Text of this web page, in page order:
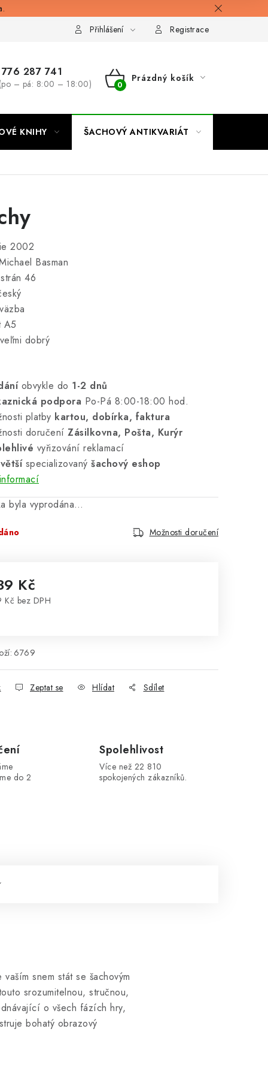
Přihlášení Registrace
776 287 741
(po – pá: 8:00 – 18:00)
NÁKUPNÍ
Prázdný košík
KNIHY ŠACHOVÝ ANTIKVARIÁT
2002
Basman
46
A5
dobrý
obvykle do 1-2 dnů
podpora Po-Pá 8:00-18:00 hod.
platby kartou, dobírka, faktura
doručení Zásilkovna, Pošta, Kurýr
vyřizování reklamací
specializovaný šachový eshop
byla vyprodána…
Možnosti doručení
Kč
Kč bez DPH
6769
Zeptat se Hlídat Sdílet
do 2
Spolehlivost
Více než 22 810
spokojených zákazníků.
snem stát se šachovým
srozumitelnou, stručnou,
o všech fázích hry,
bohatý obrazový